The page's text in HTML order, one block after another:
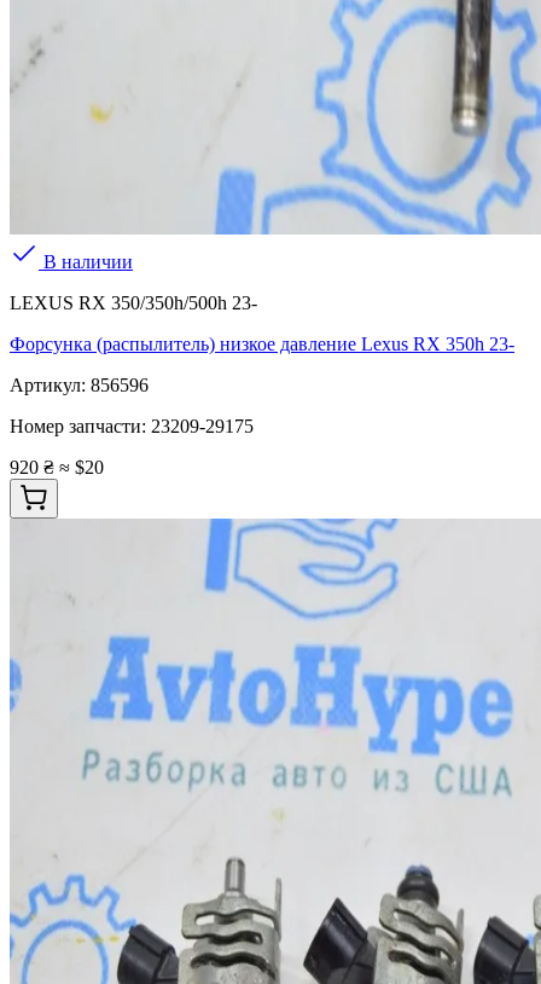
В наличии
LEXUS RX 350/350h/500h 23-
Форсунка (распылитель) низкое давление Lexus RX 350h 23-
Артикул: 856596
Номер запчасти: 23209-29175
920 ₴ ≈ $20